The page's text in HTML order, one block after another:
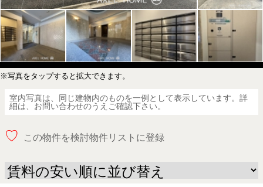
※写真をタップすると拡大できます。
室内写真は、同じ建物内のものを一例として表示しています。詳
細は、お問い合わせのうえご確認下さい。
♡ この物件を検討物件リストに登録